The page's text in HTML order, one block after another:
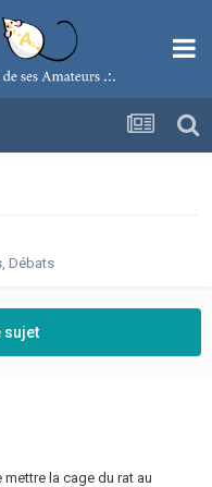
Débats
sujet
la cage du rat au